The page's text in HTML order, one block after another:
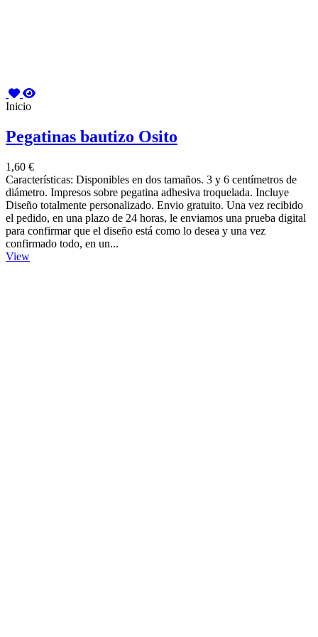
Inicio
Pegatinas bautizo Osito
1,60 €
Características: Disponibles en dos tamaños. 3 y 6 centímetros de
diámetro. Impresos sobre pegatina adhesiva troquelada. Incluye
Diseño totalmente personalizado. Envio gratuito. Una vez recibido
el pedido, en una plazo de 24 horas, le enviamos una prueba digital
para confirmar que el diseño está como lo desea y una vez
confirmado todo, en un...
View